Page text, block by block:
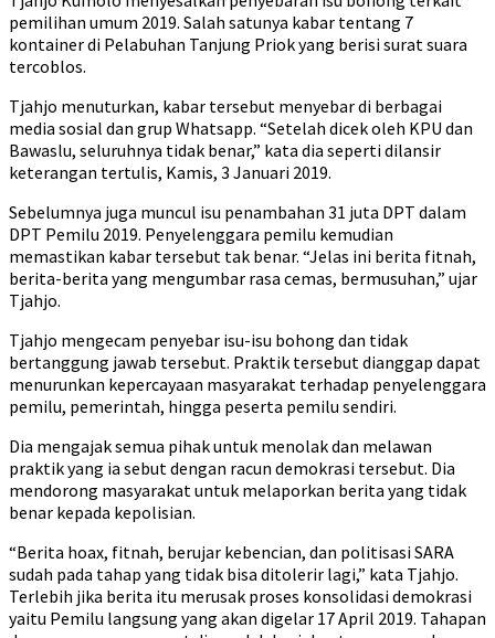
pemilihan umum 2019. Salah satunya kabar tentang 7
kontainer di Pelabuhan Tanjung Priok yang berisi surat suara
tercoblos.
Tjahjo menuturkan, kabar tersebut menyebar di berbagai
media sosial dan grup Whatsapp. “Setelah dicek oleh KPU dan
Bawaslu, seluruhnya tidak benar,” kata dia seperti dilansir
keterangan tertulis, Kamis, 3 Januari 2019.
Sebelumnya juga muncul isu penambahan 31 juta DPT dalam
DPT Pemilu 2019. Penyelenggara pemilu kemudian
memastikan kabar tersebut tak benar. “Jelas ini berita fitnah,
berita-berita yang mengumbar rasa cemas, bermusuhan,” ujar
Tjahjo.
Tjahjo mengecam penyebar isu-isu bohong dan tidak
bertanggung jawab tersebut. Praktik tersebut dianggap dapat
menurunkan kepercayaan masyarakat terhadap penyelenggara
pemilu, pemerintah, hingga peserta pemilu sendiri.
Dia mengajak semua pihak untuk menolak dan melawan
praktik yang ia sebut dengan racun demokrasi tersebut. Dia
mendorong masyarakat untuk melaporkan berita yang tidak
benar kepada kepolisian.
“Berita hoax, fitnah, berujar kebencian, dan politisasi SARA
sudah pada tahap yang tidak bisa ditolerir lagi,” kata Tjahjo.
Terlebih jika berita itu merusak proses konsolidasi demokrasi
yaitu Pemilu langsung yang akan digelar 17 April 2019. Tahapan